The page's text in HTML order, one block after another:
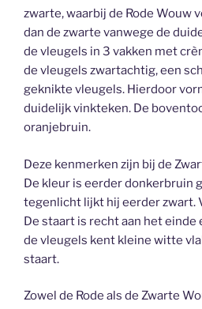
zwarte, waarbij de Rode Wouw
dan de zwarte vanwege de
de vleugels in 3 vakken met
de vleugels zwartachtig, een
geknikte vleugels. Hierdoor
duidelijk vinkteken. De
oranjebruin.
Deze kenmerken zijn bij de
De kleur is eerder donkerbruin
tegenlicht lijkt hij eerder zwart.
De staart is recht aan het
de vleugels kent kleine witte
staart.
Zowel de Rode als de Zwarte